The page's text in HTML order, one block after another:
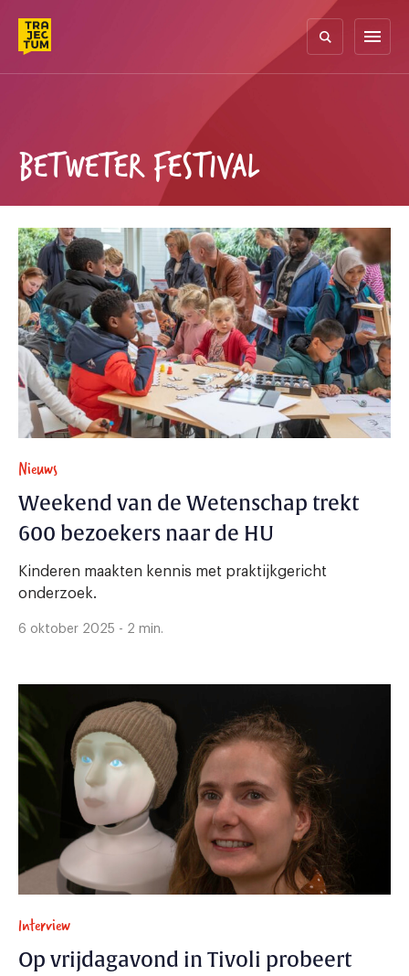
content
menu
BETWETER FESTIVAL
Nieuws
Weekend van de Wetenschap trekt
600 bezoekers naar de HU
Kinderen maakten kennis met praktijkgericht
onderzoek.
6 oktober 2025 - 2 min.
Interview
Op vrijdagavond in Tivoli probeert